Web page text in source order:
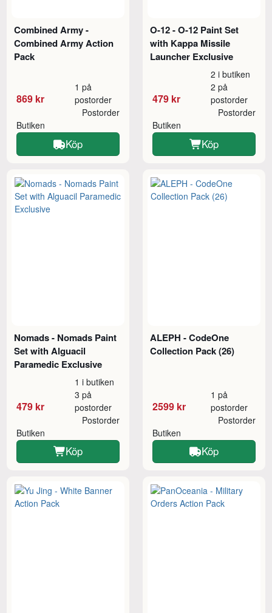
Combined Army -
Combined Army Action
Pack
869 kr
1 på
postorder
Butiken
Postorder
Köp
O-12 - O-12 Paint Set
with Kappa Missile
Launcher Exclusive
479 kr
2 i butiken
2 på
postorder
Butiken
Postorder
Köp
Nomads - Nomads Paint
Set with Alguacil
Paramedic Exclusive
479 kr
1 i butiken
3 på
postorder
Butiken
Postorder
Köp
ALEPH - CodeOne
Collection Pack (26)
2599 kr
1 på
postorder
Butiken
Postorder
Köp